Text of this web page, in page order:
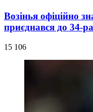
Возінья офіційно
приєднався до 34-
15 106